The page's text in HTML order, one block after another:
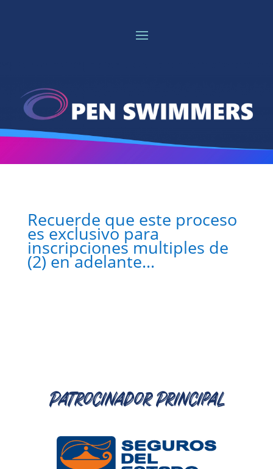
Recuerde que este proceso
es exclusivo para
inscripciones multiples de
(2) en adelante…
Patrocinador Principal